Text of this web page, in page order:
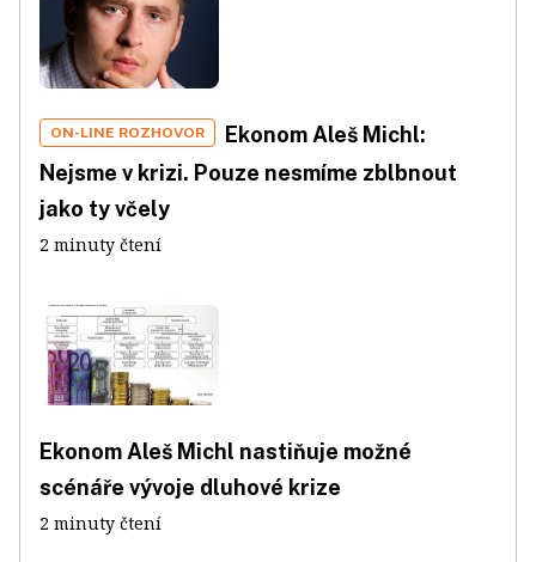
ON-LINE ROZHOVOR
Ekonom Aleš Michl:
Nejsme v krizi. Pouze nesmíme zblbnout
jako ty včely
2 minuty čtení
Ekonom Aleš Michl nastiňuje možné
scénáře vývoje dluhové krize
2 minuty čtení